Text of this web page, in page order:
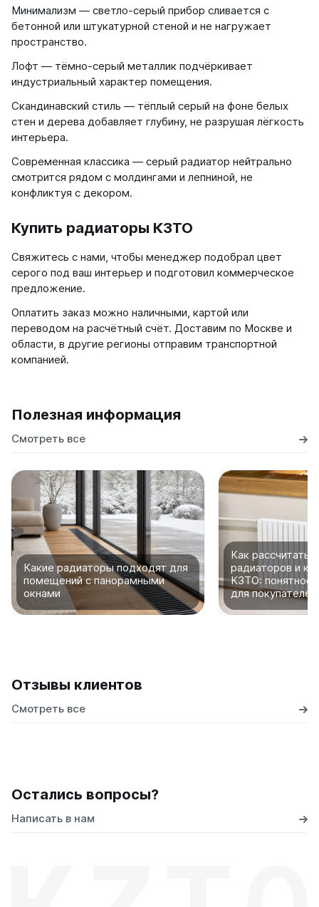
Соло
Соло В
Параллели
Параллели Г
Quadrum 30 H
Quadrum 30 V
Quadrum 40 H
Quadrum 50 H
Quadrum 60 H
Quadrum 60 V
Quadrum NEO
Quadrum Neo 50 V
Quadrum Neo 50 H
Завалинка РС
Зеркало А40
Зеркало Г
Зеркало П
Зеркало С
Минимализм — светло-серый прибор сливается с
бетонной или штукатурной стеной и не нагружает
пространство.
Лофт — тёмно-серый металлик подчёркивает
индустриальный характер помещения.
Скандинавский стиль — тёплый серый на фоне белых
стен и дерева добавляет глубину, не разрушая лёгкость
интерьера.
Современная классика — серый радиатор нейтрально
смотрится рядом с молдингами и лепниной, не
конфликтуя с декором.
Купить радиаторы КЗТО
Свяжитесь с нами, чтобы менеджер подобрал цвет
серого под ваш интерьер и подготовил коммерческое
предложение.
Оплатить заказ можно наличными, картой или
переводом на расчётный счёт. Доставим по Москве и
области, в другие регионы отправим транспортной
компанией.
Полезная информация
Смотреть все
Какие радиаторы подходят для
помещений с панорамными
окнами
Как рассчитать
радиаторов и
КЗТО: понятное
для покупателей
Отзывы клиентов
Смотреть все
Остались вопросы?
Написать в нам